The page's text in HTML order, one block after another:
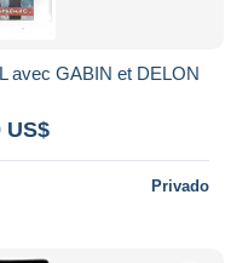
avec GABIN et DELON
US$
Privado